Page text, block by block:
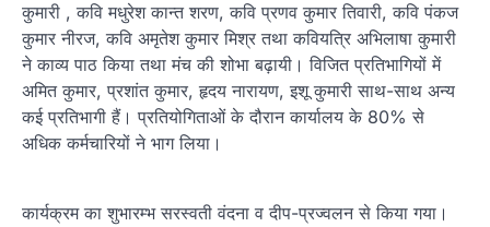
कुमारी , कवि मधुरेश कान्त शरण, कवि प्रणव कुमार तिवारी, कवि पंकज
कुमार नीरज, कवि अमृतेश कुमार मिश्र तथा कवियत्रि अभिलाषा कुमारी
ने काव्य पाठ किया तथा मंच की शोभा बढ़ायी। विजित प्रतिभागियों में
अमित कुमार, प्रशांत कुमार, हृदय नारायण, इशू कुमारी साथ-साथ अन्य
कई प्रतिभागी हैं। प्रतियोगिताओं के दौरान कार्यालय के 80% से
अधिक कर्मचारियों ने भाग लिया।
कार्यक्रम का शुभारम्भ सरस्वती वंदना व दीप-प्रज्वलन से किया गया।